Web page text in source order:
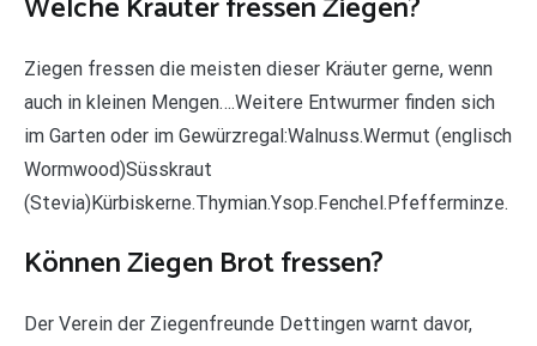
Ziegen fressen die meisten dieser Kräuter gerne, wenn
auch in kleinen Mengen….Weitere Entwurmer finden sich
im Garten oder im Gewürzregal:Walnuss.Wermut (englisch
Wormwood)Süsskraut
(Stevia)Kürbiskerne.Thymian.Ysop.Fenchel.Pfefferminze.
Können Ziegen Brot fressen?
Der Verein der Ziegenfreunde Dettingen warnt davor,